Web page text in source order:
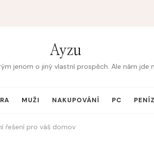
Ayzu
jenom o jiný vlastní prospěch. Ale nám jde
MUŽI NAKUPOVÁNÍ PC
řešení pro váš domov